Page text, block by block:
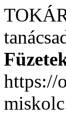
https://